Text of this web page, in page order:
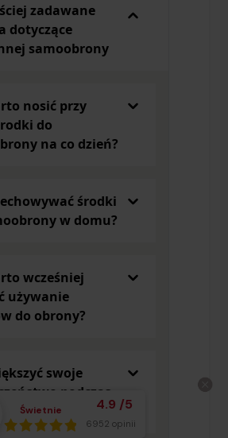
zadawane
dotyczące
samoobrony
nosić przy
do
na co dzień?
środki
w domu?
wcześniej
używanie
do obrony?
swoje
podczas
Świetnie Średnia ocena
4.9 /5
Łącznie opinii:
6952 opinii